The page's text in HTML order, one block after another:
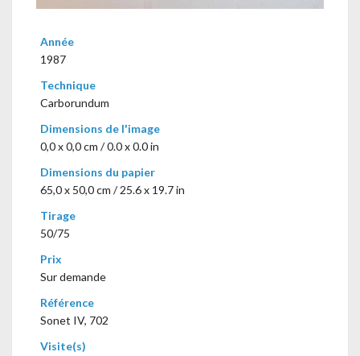
Année
1987
Technique
Carborundum
Dimensions de l'image
0,0 x 0,0 cm / 0.0 x 0.0 in
Dimensions du papier
65,0 x 50,0 cm / 25.6 x 19.7 in
Tirage
50/75
Prix
Sur demande
Référence
Sonet IV, 702
Visite(s)